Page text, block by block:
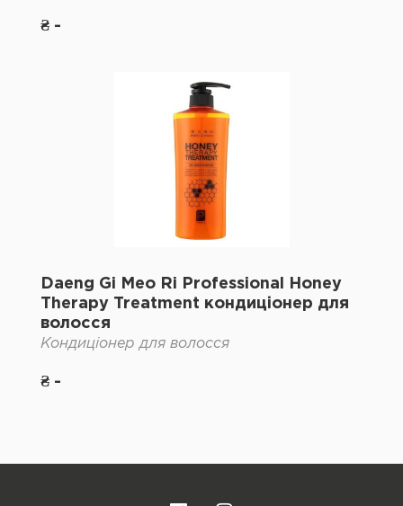
₴ -
Daeng Gi Meo Ri Professional Honey
Therapy Treatment кондиціонер для
волосся
Кондиціонер для волосся
₴ -